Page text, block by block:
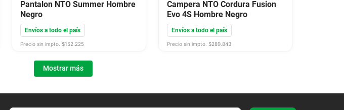
Pantalon NTO Summer Hombre
Negro
Envíos a todo el país
Precio sin impto. $152.225
Campera NTO Cordura Fusion
Evo 4S Hombre Negro
Envíos a todo el país
Precio sin impto. $289.843
Mostrar más